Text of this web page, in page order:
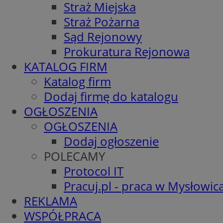
Straż Miejska
Straż Pożarna
Sąd Rejonowy
Prokuratura Rejonowa
KATALOG FIRM
Katalog firm
Dodaj firmę do katalogu
OGŁOSZENIA
OGŁOSZENIA
Dodaj ogłoszenie
POLECAMY
Protocol IT
Pracuj.pl - praca w
REKLAMA
WSPÓŁPRACA